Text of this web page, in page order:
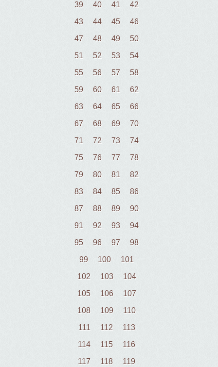
39 40 41 42
43 44 45 46
47 48 49 50
51 52 53 54
55 56 57 58
59 60 61 62
63 64 65 66
67 68 69 70
71 72 73 74
75 76 77 78
79 80 81 82
83 84 85 86
87 88 89 90
91 92 93 94
95 96 97 98
99 100 101
102 103 104
105 106 107
108 109 110
111 112 113
114 115 116
117 118 119